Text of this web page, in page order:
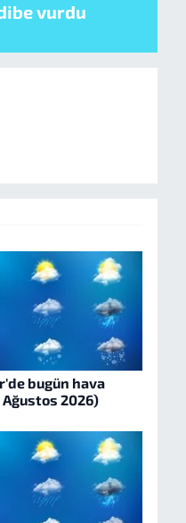
vurdu
bugün hava
Ağustos 2026)